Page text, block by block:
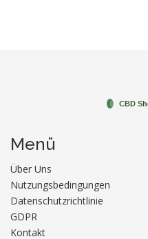
Menü
Über Uns
Nutzungsbedingungen
Datenschutzrichtlinie
GDPR
Kontakt